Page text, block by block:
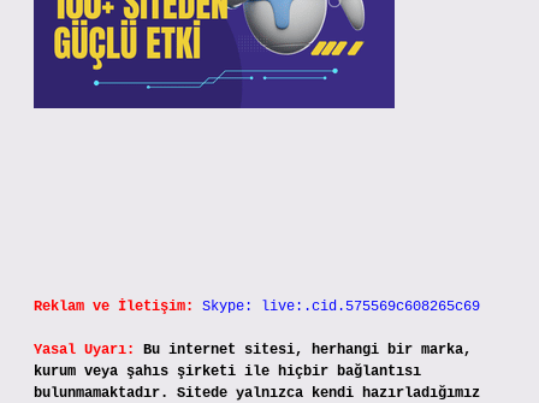
Reklam ve İletişim: Skype: live:.cid.575569c608265c69
Yasal Uyarı:
Bu internet sitesi, herhangi bir marka,
kurum veya şahıs şirketi ile hiçbir bağlantısı
bulunmamaktadır. Sitede yalnızca kendi hazırladığımız